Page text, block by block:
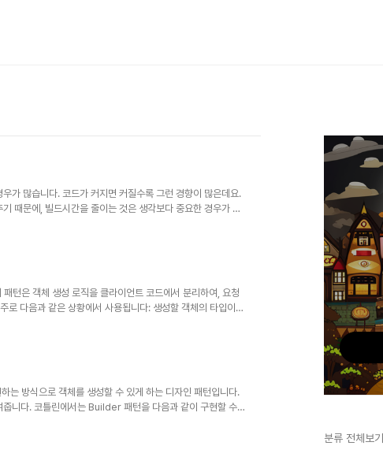
가 많습니다. 코드가 커지면 커질수록 그런 경향이 많은데요.
때문에, 빌드시간을 줄이는 것은 생각보다 중요한 경우가 많
을 줄여주는데 좋다는 이야기를 들었습니다. 그래서 오늘은
가 다시 필요할 수도 있습니다...
턴은 객체 생성 로직을 클라이언트 코드에서 분리하여, 요청
다음과 같은 상황에서 사용됩니다: 생성할 객체의 타입이
하고 싶은 경우 객체 생성에 필요한 데이터가 복잡한 경우 코
는 방식으로 객체를 생성할 수 있게 하는 디자인 패턴입니다.
니다. 코틀린에서는 Builder 패턴을 다음과 같이 구현할 수
를 들어, Car 클래스를 정의해 보겠습니다. data class Car(
분류 전체보기